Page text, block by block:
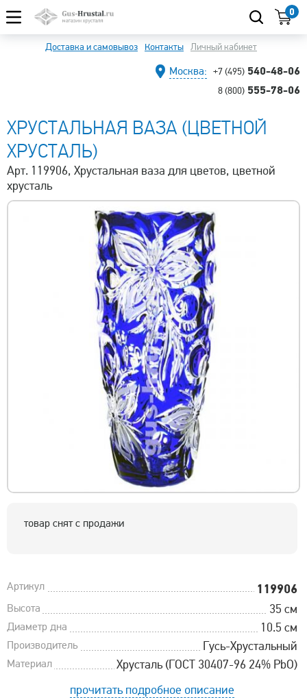
0
Доставка и самовывоз Контакты Личный кабинет
Москва: +7 (495) 540-48-06
8 (800) 555-78-06
ХРУСТАЛЬНАЯ ВАЗА (ЦВЕТНОЙ
ХРУСТАЛЬ)
Арт. 119906, Хрустальная ваза для цветов, цветной
хрусталь
товар снят с продажи
Артикул 119906
Высота 35 см
Диаметр дна 10.5 см
Производитель Гусь-Хрустальный
Материал
Хрусталь (ГОСТ 30407-96 24% PbO)
прочитать подробное описание